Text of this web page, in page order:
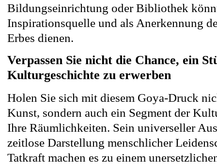
Bildungseinrichtung oder Bibliothek
Inspirationsquelle und als Anerkennung
Erbes dienen.
Verpassen Sie nicht die Chance, ein
Kulturgeschichte zu erwerben
Holen Sie sich mit diesem Goya-Druck
Kunst, sondern auch ein Segment der
Ihre Räumlichkeiten. Sein universeller
zeitlose Darstellung menschlicher
Tatkraft machen es zu einem